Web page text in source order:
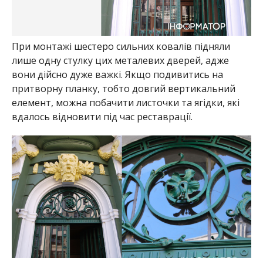
При монтажі шестеро сильних ковалів підняли
лише одну стулку цих металевих дверей, адже
вони дійсно дуже важкі. Якщо подивитись на
притворну планку, тобто довгий вертикальний
елемент, можна побачити листочки та ягідки, які
вдалось відновити під час реставрації.